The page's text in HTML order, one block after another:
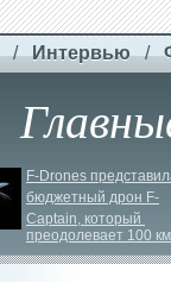
/ Интервью /
F-Drones
бюджетный дрон F-
Сaptain, который
преодолевает 100 км